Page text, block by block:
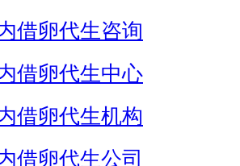
借卵代生咨询
借卵代生中心
借卵代生机构
借卵代生公司